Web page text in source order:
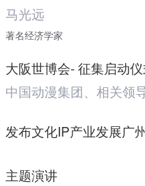
马光远
著名经济学家
大阪世博会- 征集启动
中国动漫集团、相关领
发布文化IP产业发展广
主题演讲